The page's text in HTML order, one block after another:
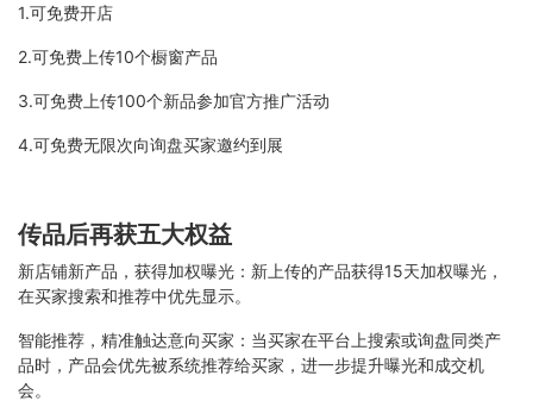
1.可免费开店
2.可免费上传10个橱窗产品
3.可免费上传100个新品参加官方推广活动
4.可免费无限次向询盘买家邀约到展
传品后再获五大权益
新店铺新产品，获得加权曝光：新上传的产品获得15天加权曝光，
在买家搜索和推荐中优先显示。
智能推荐，精准触达意向买家：当买家在平台上搜索或询盘同类产
品时，产品会优先被系统推荐给买家，进一步提升曝光和成交机
会。